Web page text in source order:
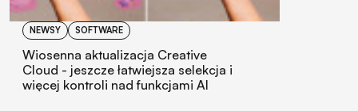
NEWSY SOFTWARE
Wiosenna aktualizacja Creative
Cloud - jeszcze łatwiejsza selekcja i
więcej kontroli nad funkcjami AI